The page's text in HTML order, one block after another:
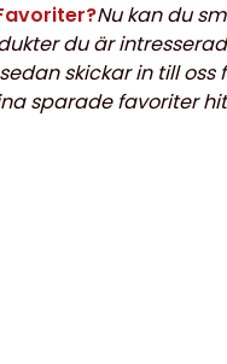
Nu kan du
du är
skickar in till oss
sparade favoriter